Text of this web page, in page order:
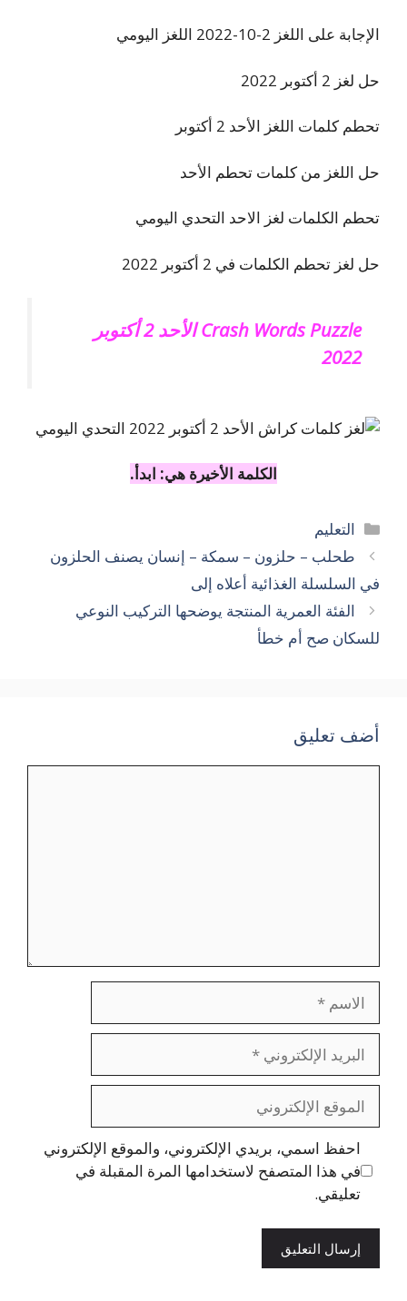
الإجابة على اللغز 2-10-2022 اللغز اليومي
حل لغز 2 أكتوبر 2022
تحطم كلمات اللغز الأحد 2 أكتوبر
حل اللغز من كلمات تحطم الأحد
تحطم الكلمات لغز الاحد التحدي اليومي
حل لغز تحطم الكلمات في 2 أكتوبر 2022
Crash Words Puzzle الأحد 2 أكتوبر
2022
الكلمة الأخيرة هي: ابدأ.
التصنيفات
التعليم
طحلب – حلزون – سمكة – إنسان يصنف الحلزون
في السلسلة الغذائية أعلاه إلى
الفئة العمرية المنتجة يوضحها التركيب النوعي
للسكان صح أم خطأ
أضف تعليق
الاسم
البريد
الإلكتروني
الموقع
الإلكتروني
احفظ اسمي، بريدي الإلكتروني، والموقع الإلكتروني
في هذا المتصفح لاستخدامها المرة المقبلة في
تعليقي.